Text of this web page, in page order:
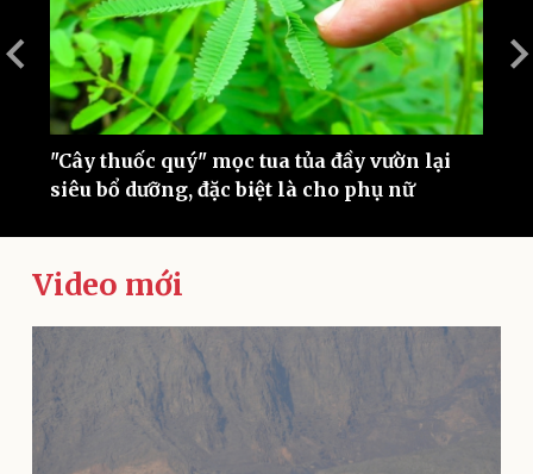
Thế giới
Quan sát
Cuộc sống đó đây
Hồ sơ
Multimedia
Video
Ảnh
E-Magazine
Thị trường
"Cây thuốc quý" mọc tua tủa đầy vườn lại
siêu bổ dưỡng, đặc biệt là cho phụ nữ
Video mới